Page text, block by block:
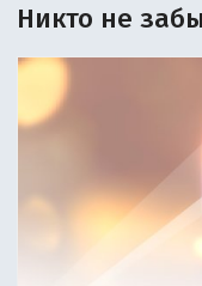
Никто не